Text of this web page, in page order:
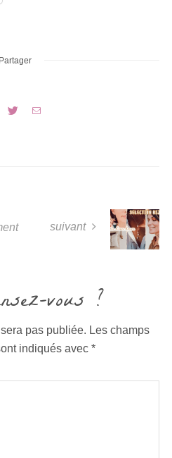
Partager
suivant
vous ?
pas publiée. Les champs
indiqués avec *